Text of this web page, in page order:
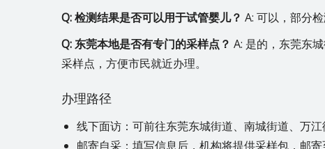
Q: 检测结果是否可以用于试管婴儿？ A: 可以，部分
Q: 东莞本地是否有专门的采样点？ A: 是的，东莞东
采样点，方便市民就近办理。
办理路径
线下面访：可前往东莞东城街道、南城街道、万
邮寄自采：填写信息后，机构将提供采样包，邮